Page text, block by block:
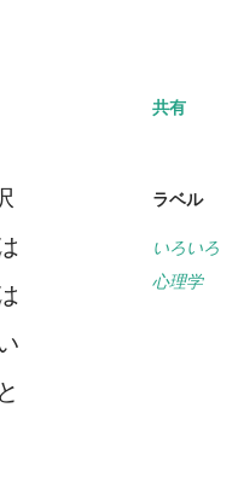
共有
ラベル
いろいろ
心理学